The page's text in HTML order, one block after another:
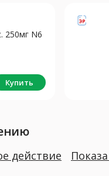
N6
Купить
действие